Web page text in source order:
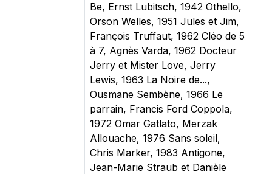
Be, Ernst Lubitsch, 1942 Othello,
Orson Welles, 1951 Jules et Jim,
François Truffaut, 1962 Cléo de 5
à 7, Agnès Varda, 1962 Docteur
Jerry et Mister Love, Jerry
Lewis, 1963 La Noire de...,
Ousmane Sembène, 1966 Le
parrain, Francis Ford Coppola,
1972 Omar Gatlato, Merzak
Allouache, 1976 Sans soleil,
Chris Marker, 1983 Antigone,
Jean-Marie Straub et Danièle